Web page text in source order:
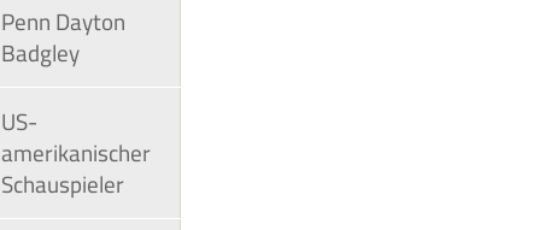
Penn Dayton
Badgley
US-
amerikanischer
Schauspieler